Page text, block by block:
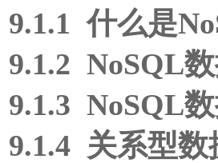
9.1.1 什么是
9.1.2 NoSQL
9.1.3 NoSQL
9.1.4 关系型数